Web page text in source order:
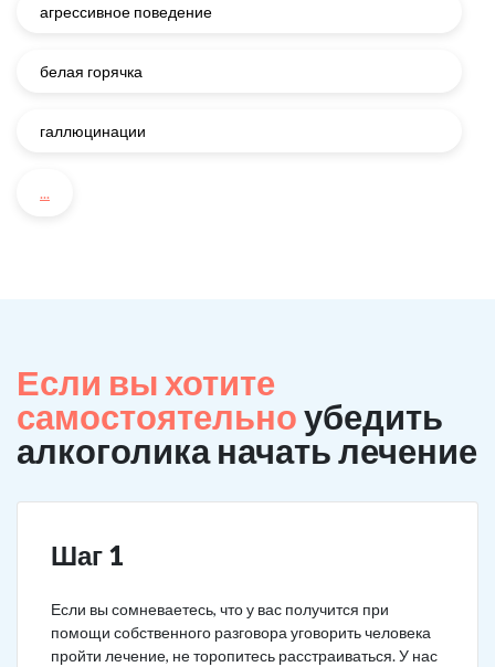
агрессивное поведение
белая горячка
галлюцинации
...
Если вы хотите
самостоятельноубедить
алкоголика начать лечение
Шаг 1
Если вы сомневаетесь, что у вас получится при
помощи собственного разговора уговорить человека
пройти лечение, не торопитесь расстраиваться. У нас